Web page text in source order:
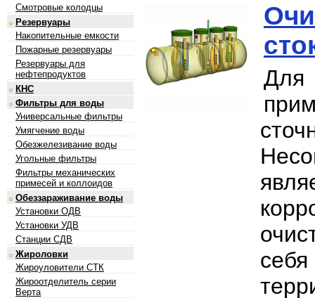
Смотровые колодцы
Резервуары
Накопительные емкости
Пожарные резервуары
Резервуары для
нефтепродуктов
КНС
Фильтры для воды
Универсальные фильтры
Умягчение воды
Обезжелезивание воды
Угольные фильтры
Фильтры механических
примесей и коллоидов
Обеззараживание воды
Установки ОДВ
Установки УДВ
Станции СДВ
Жироловки
Жироуловители СТК
Жироотделитель серии
Верта
Для